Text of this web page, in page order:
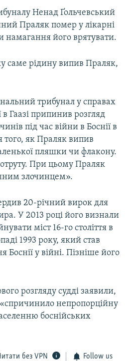
Ненад Ґольчевський
Праляк помер у лікарні
намагання його врятувати.
саме рідину випив Праляк,
трибунал у справах
Гаазі припинив розгляд
під час війни в Боснії в
того, як Праляк випив
пляшки чи флакону.
При цьому Праляк
злочинцем».
20-річний вирок для
У 2013 році його визнали
міст 16-го століття в
1993 року, який став
у війні. Пізніше його
розгляду судді заявили,
непропорційну
боснійських
без VPN Follow us